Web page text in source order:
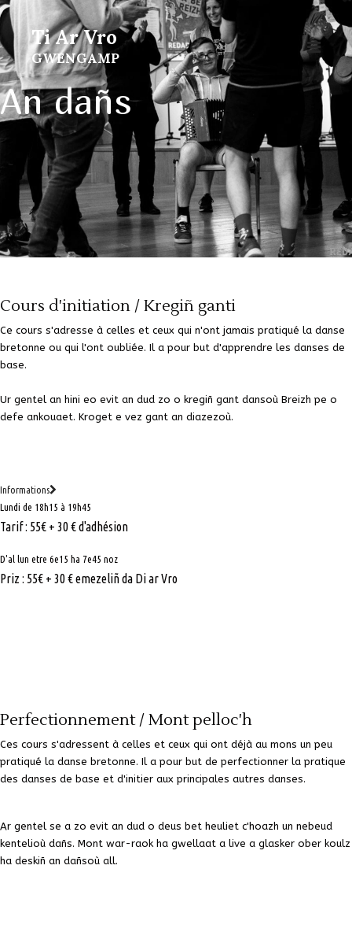
Ti Ar Vro
GWENGAMP
An dañs
Cours d'initiation / Kregiñ ganti
Ce cours s'adresse à celles et ceux qui n'ont jamais pratiqué la danse
bretonne ou qui l'ont oubliée. Il a pour but d'apprendre les danses de
base.
Ur gentel an hini eo evit an dud zo o kregiñ gant dansoù Breizh pe o
defe ankouaet. Kroget e vez gant an diazezoù.
Informations
Lundi de 18h15 à 19h45
Tarif : 55€ + 30 € d'adhésion
D'al lun etre 6e15 ha 7e45 noz
Priz : 55€ + 30 € emezeliñ da Di ar Vro
Perfectionnement / Mont pelloc'h
Ces cours s'adressent à celles et ceux qui ont déjà au mons un peu
pratiqué la danse bretonne. Il a pour but de perfectionner la pratique
des danses de base et d'initier aux principales autres danses.
Ar gentel se a zo evit an dud o deus bet heuliet c'hoazh un nebeud
kentelioù dañs. Mont war-raok ha gwellaat a live a glasker ober koulz
ha deskiñ an dañsoù all.